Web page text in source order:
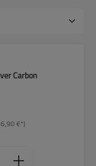
Carbon
€*)
den